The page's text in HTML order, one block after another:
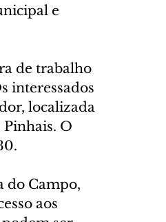
e
de trabalho
interessados
localizada
Pinhais. O
do Campo,
aos